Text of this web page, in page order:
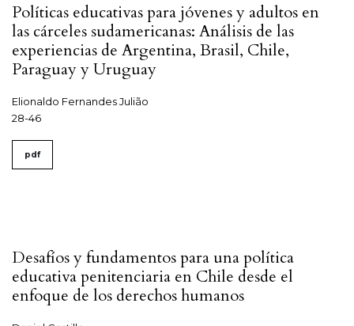
Políticas educativas para jóvenes y adultos en
las cárceles sudamericanas: Análisis de las
experiencias de Argentina, Brasil, Chile,
Paraguay y Uruguay
Elionaldo Fernandes Julião
28-46
pdf
Desafíos y fundamentos para una política
educativa penitenciaria en Chile desde el
enfoque de los derechos humanos